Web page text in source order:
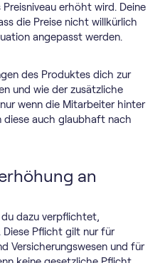
erhöht wird. Deine
die Preise nicht willkürlich
angepasst werden.
des Produktes dich zur
und wie der zusätzliche
wenn die Mitarbeiter hinter
diese auch glaubhaft nach
an
du dazu verpflichtet,
Diese Pflicht gilt nur für
Versicherungswesen und für